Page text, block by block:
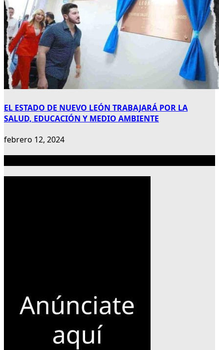
EL ESTADO DE NUEVO LEÓN TRABAJARÁ POR LA
SALUD, EDUCACIÓN Y MEDIO AMBIENTE
febrero 12, 2024